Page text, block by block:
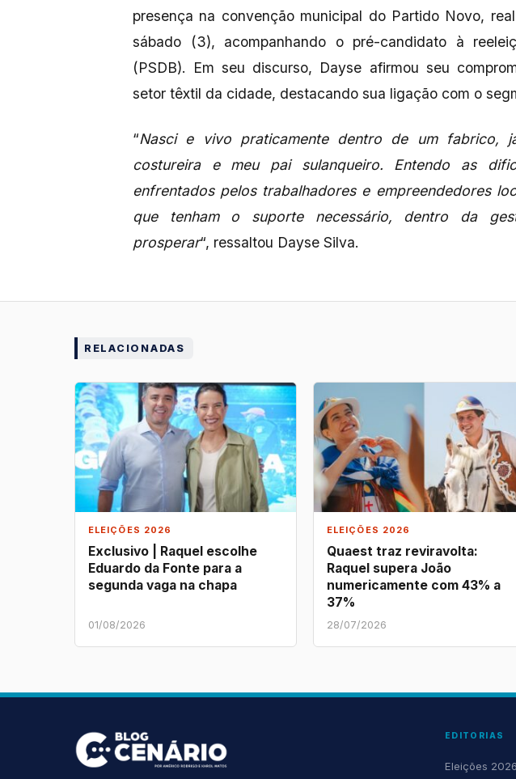
presença na convenção municipal do Partido Novo,
sábado (3), acompanhando o pré-candidato à
(PSDB). Em seu discurso, Dayse afirmou seu
setor têxtil da cidade, destacando sua ligação com o
“Nasci e vivo praticamente dentro de um fabrico,
costureira e meu pai sulanqueiro. Entendo as
enfrentados pelos trabalhadores e empreendedores
que tenham o suporte necessário, dentro da
prosperar“, ressaltou Dayse Silva.
RELACIONADAS
ELEIÇÕES 2026
Exclusivo | Raquel escolhe
Eduardo da Fonte para a
segunda vaga na chapa
01/08/2026
ELEIÇÕES 2026
Quaest traz reviravolta:
Raquel supera João
numericamente com 43% a
37%
28/07/2026
EDITORIAS
Eleições 2026